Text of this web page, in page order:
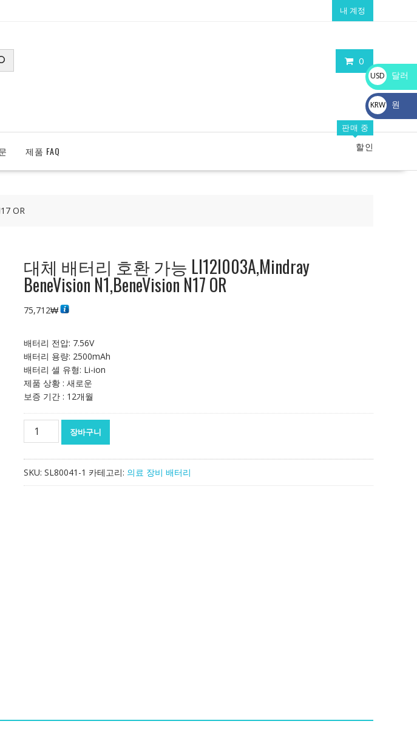
내 계정
0
제품 FAQ
판매 중
할인
OR
대체 배터리 호환 가능 LI12I003A,Mindray
BeneVision N1,BeneVision N17 OR
75,712₩
배터리 전압: 7.56V
배터리 용량: 2500mAh
배터리 셀 유형: Li-ion
제품 상황 : 새로운
보증 기간 : 12개월
리
장바구니
SKU: SL80041-1 카테고리: 의료 장비 배터리
USD
$
달러
KRW
₩
원